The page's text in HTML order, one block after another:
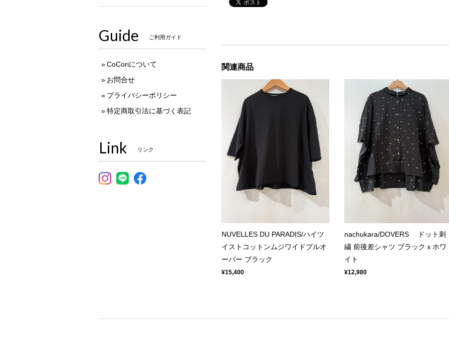
関連商品
NUVELLES DU PARADIS/ハイツ
イストコットンムジワイドプルオ
ーバー ブラック
¥15,400
nachukara/DOVERS ドット刺
繍 前後差シャツ ブラックｘホワ
イト
¥12,980
Guide ご利用ガイド
CoCoriについて
お問合せ
プライバシーポリシー
特定商取引法に基づく表記
Link リンク